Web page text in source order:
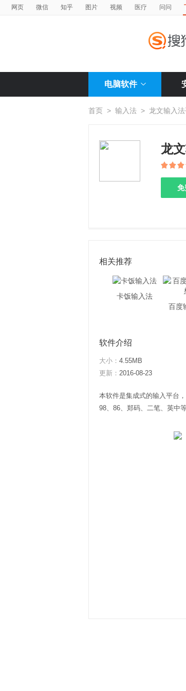
网页 微信 知乎 图片 视频 医疗 问问
电脑软件
首页 > 输入法 > 龙文输入
龙
免
相关推荐
卡饭输入法
软件介绍
大小： 4.55MB
更新： 2016-08-23
本软件是集成式的输入平台
98、86、郑码、二笔、英中